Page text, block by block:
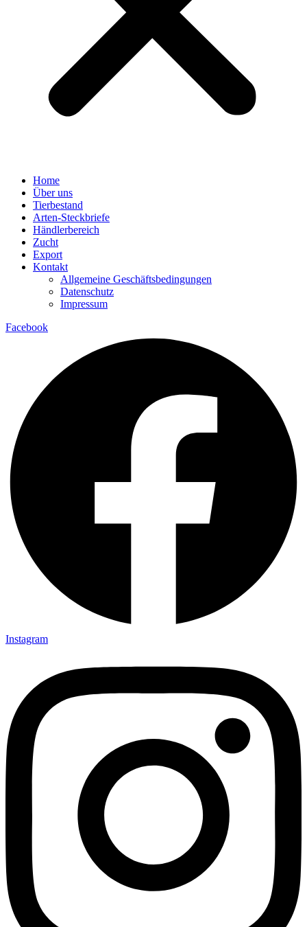
Home
Über uns
Tierbestand
Arten-Steckbriefe
Händlerbereich
Zucht
Export
Kontakt
Allgemeine Geschäftsbedingungen
Datenschutz
Impressum
Facebook
Instagram